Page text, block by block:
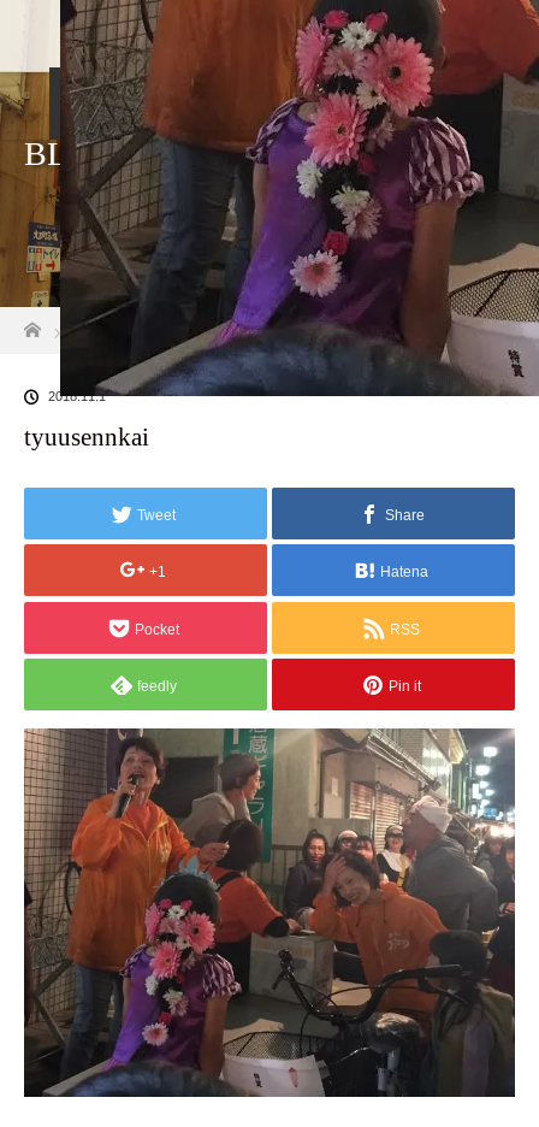
ホーム 店舗紹介 アクセス・駐車場
久礼大正町市場
BLOG
ブログ一覧 tyuusennkai
2018.11.1
tyuusennkai
Tweet Share
+1 Hatena
Pocket RSS
feedly Pin it